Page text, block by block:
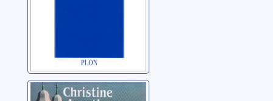
Voyage de noces